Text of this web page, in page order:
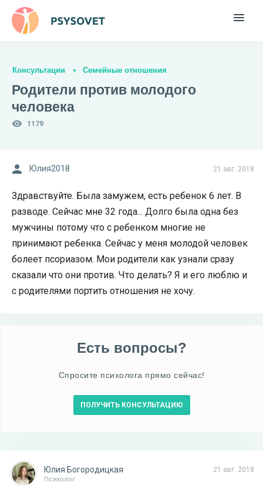
Консультации Семейные отношения
Родители против молодого
человека
1179
21 авг. 2018
Юлия2018
Здравствуйте. Была замужем, есть ребенок 6 лет. В
разводе. Сейчас мне 32 года... Долго была одна без
мужчины потому что с ребенком многие не
принимают ребенка. Сейчас у меня молодой человек
болеет псориазом. Мои родители как узнали сразу
сказали что они против. Что делать? Я и его люблю и
с родителями портить отношения не хочу.
Есть вопросы?
Спросите психолога прямо сейчас!
ПОЛУЧИТЬ КОНСУЛЬТАЦИЮ
21 авг. 2018
Юлия Богородицкая
Психолог